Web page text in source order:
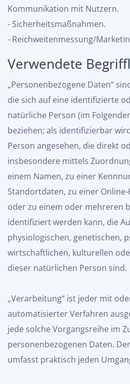
Kommunikation mit Nutzern.
- Sicherheitsmaßnahmen.
- Reichweitenmessung/
Verwendete
„Personenbezogene Daten“
die sich auf eine identifizierte
natürliche Person (im
beziehen; als identifizierbar
Person angesehen, die direkt
insbesondere mittels
einem Namen, zu einer
Standortdaten, zu einer Online-
oder zu einem oder mehreren
identifiziert werden kann, die
physiologischen, genetischen,
wirtschaftlichen, kulturellen
dieser natürlichen Person sind.
„Verarbeitung“ ist jeder mit
automatisierter Verfahren
jede solche Vorgangsreihe im
personenbezogenen Daten.
umfasst praktisch jeden